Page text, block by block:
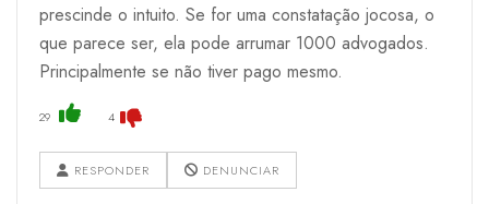
prescinde o intuito. Se for uma constatação jocosa, o
que parece ser, ela pode arrumar 1000 advogados.
Principalmente se não tiver pago mesmo.
29 4
RESPONDER DENUNCIAR